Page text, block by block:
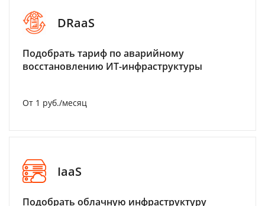
DRaaS
Подобрать тариф по аварийному
восстановлению ИТ-инфраструктуры
От 1 руб./месяц
IaaS
Подобрать облачную инфраструктуру